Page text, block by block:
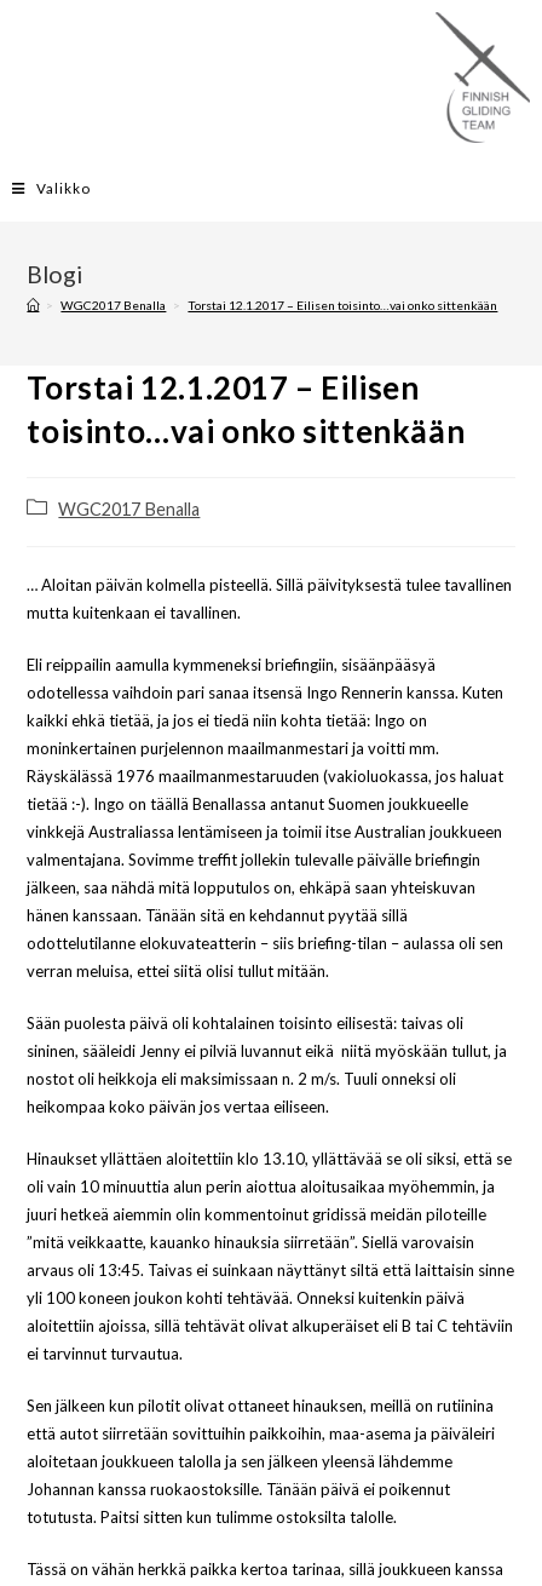
Valikko
Blogi
> WGC2017 Benalla > Torstai 12.1.2017 – Eilisen toisinto…vai onko sittenkään
Torstai 12.1.2017 – Eilisen
toisinto…vai onko sittenkään
WGC2017 Benalla
… Aloitan päivän kolmella pisteellä. Sillä päivityksestä tulee tavallinen
mutta kuitenkaan ei tavallinen.
Eli reippailin aamulla kymmeneksi briefingiin, sisäänpääsyä
odotellessa vaihdoin pari sanaa itsensä Ingo Rennerin kanssa. Kuten
kaikki ehkä tietää, ja jos ei tiedä niin kohta tietää: Ingo on
moninkertainen purjelennon maailmanmestari ja voitti mm.
Räyskälässä 1976 maailmanmestaruuden (vakioluokassa, jos haluat
tietää :-). Ingo on täällä Benallassa antanut Suomen joukkueelle
vinkkejä Australiassa lentämiseen ja toimii itse Australian joukkueen
valmentajana. Sovimme treffit jollekin tulevalle päivälle briefingin
jälkeen, saa nähdä mitä lopputulos on, ehkäpä saan yhteiskuvan
hänen kanssaan. Tänään sitä en kehdannut pyytää sillä
odottelutilanne elokuvateatterin – siis briefing-tilan – aulassa oli sen
verran meluisa, ettei siitä olisi tullut mitään.
Sään puolesta päivä oli kohtalainen toisinto eilisestä: taivas oli
sininen, sääleidi Jenny ei pilviä luvannut eikä niitä myöskään tullut, ja
nostot oli heikkoja eli maksimissaan n. 2 m/s. Tuuli onneksi oli
heikompaa koko päivän jos vertaa eiliseen.
Hinaukset yllättäen aloitettiin klo 13.10, yllättävää se oli siksi, että se
oli vain 10 minuuttia alun perin aiottua aloitusaikaa myöhemmin, ja
juuri hetkeä aiemmin olin kommentoinut gridissä meidän piloteille
”mitä veikkaatte, kauanko hinauksia siirretään”. Siellä varovaisin
arvaus oli 13:45. Taivas ei suinkaan näyttänyt siltä että laittaisin sinne
yli 100 koneen joukon kohti tehtävää. Onneksi kuitenkin päivä
aloitettiin ajoissa, sillä tehtävät olivat alkuperäiset eli B tai C tehtäviin
ei tarvinnut turvautua.
Sen jälkeen kun pilotit olivat ottaneet hinauksen, meillä on rutiinina
että autot siirretään sovittuihin paikkoihin, maa-asema ja päiväleiri
aloitetaan joukkueen talolla ja sen jälkeen yleensä lähdemme
Johannan kanssa ruokaostoksille. Tänään päivä ei poikennut
totutusta. Paitsi sitten kun tulimme ostoksilta talolle.
Tässä on vähän herkkä paikka kertoa tarinaa, sillä joukkueen kanssa